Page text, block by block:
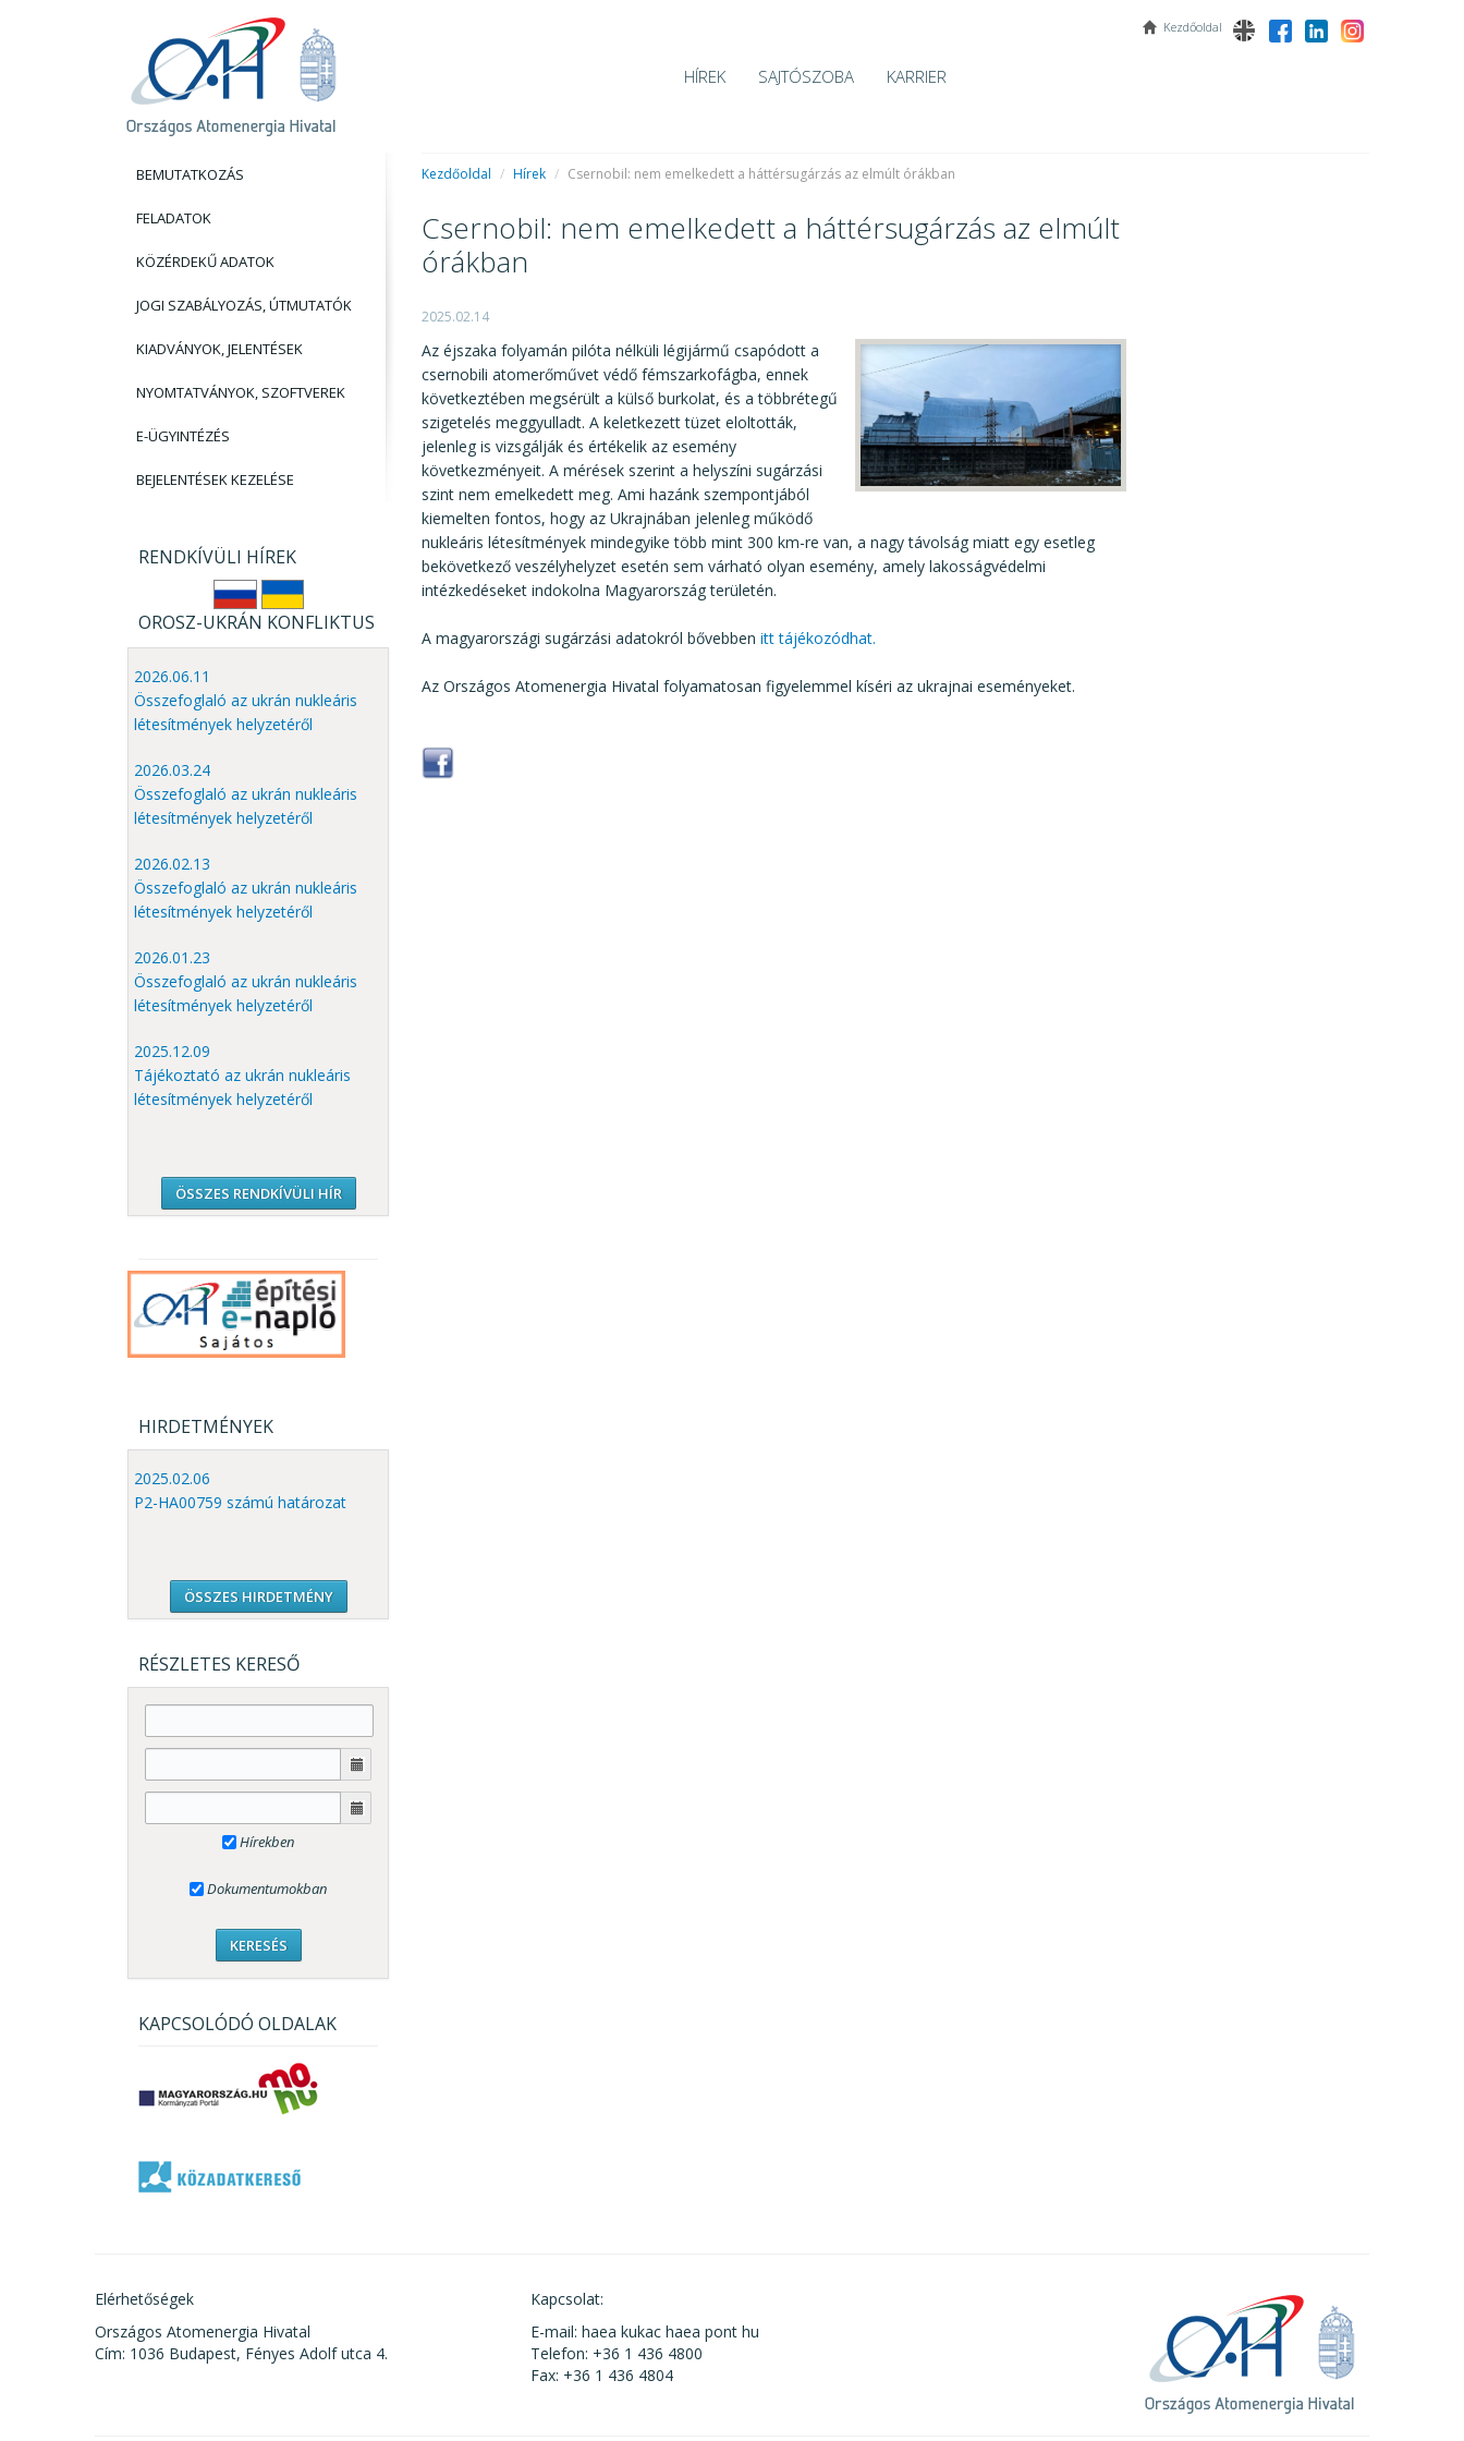
Kezdőoldal
HÍREK SAJTÓSZOBA KARRIER
BEMUTATKOZÁS
FELADATOK
KÖZÉRDEKŰ ADATOK
JOGI SZABÁLYOZÁS, ÚTMUTATÓK
KIADVÁNYOK, JELENTÉSEK
NYOMTATVÁNYOK, SZOFTVEREK
E-ÜGYINTÉZÉS
BEJELENTÉSEK KEZELÉSE
RENDKÍVÜLI HÍREK
OROSZ-UKRÁN KONFLIKTUS
2026.06.11
Összefoglaló az ukrán nukleáris
létesítmények helyzetéről
2026.03.24
Összefoglaló az ukrán nukleáris
létesítmények helyzetéről
2026.02.13
Összefoglaló az ukrán nukleáris
létesítmények helyzetéről
2026.01.23
Összefoglaló az ukrán nukleáris
létesítmények helyzetéről
2025.12.09
Tájékoztató az ukrán nukleáris
létesítmények helyzetéről
ÖSSZES RENDKÍVÜLI HÍR
HIRDETMÉNYEK
2025.02.06
P2-HA00759 számú határozat
ÖSSZES HIRDETMÉNY
RÉSZLETES KERESŐ
Hírekben
Dokumentumokban
KAPCSOLÓDÓ OLDALAK
Kezdőoldal / Hírek / Csernobil: nem emelkedett a háttérsugárzás az elmúlt órákban
Csernobil: nem emelkedett a háttérsugárzás az elmúlt
órákban
2025.02.14
Az éjszaka folyamán pilóta nélküli légijármű csapódott a
csernobili atomerőművet védő fémszarkofágba, ennek
következtében megsérült a külső burkolat, és a többrétegű
szigetelés meggyulladt. A keletkezett tüzet eloltották,
jelenleg is vizsgálják és értékelik az esemény
következményeit. A mérések szerint a helyszíni sugárzási
szint nem emelkedett meg. Ami hazánk szempontjából
kiemelten fontos, hogy az Ukrajnában jelenleg működő
nukleáris létesítmények mindegyike több mint 300 km-re van, a nagy távolság miatt egy esetleg
bekövetkező veszélyhelyzet esetén sem várható olyan esemény, amely lakosságvédelmi
intézkedéseket indokolna Magyarország területén.
A magyarországi sugárzási adatokról bővebben itt tájékozódhat.
Az Országos Atomenergia Hivatal folyamatosan figyelemmel kíséri az ukrajnai eseményeket.
Elérhetőségek
Országos Atomenergia Hivatal
Cím: 1036 Budapest, Fényes Adolf utca 4.
Kapcsolat:
E-mail: haea kukac haea pont hu
Telefon: +36 1 436 4800
Fax: +36 1 436 4804